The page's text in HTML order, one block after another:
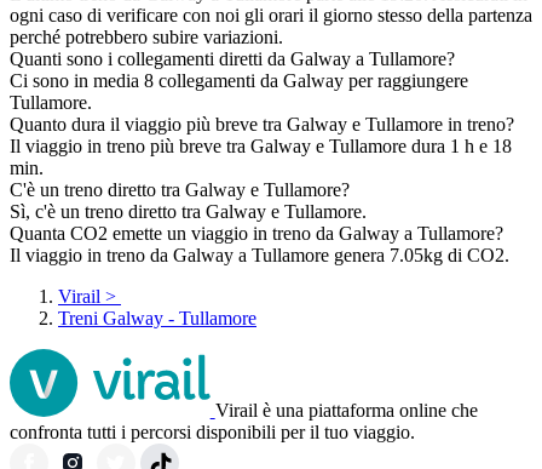
ogni caso di verificare con noi gli orari il giorno stesso della partenza
perché potrebbero subire variazioni.
Quanti sono i collegamenti diretti da Galway a Tullamore?
Ci sono in media 8 collegamenti da Galway per raggiungere
Tullamore.
Quanto dura il viaggio più breve tra Galway e Tullamore in treno?
Il viaggio in treno più breve tra Galway e Tullamore dura 1 h e 18
min.
C'è un treno diretto tra Galway e Tullamore?
Sì, c'è un treno diretto tra Galway e Tullamore.
Quanta CO2 emette un viaggio in treno da Galway a Tullamore?
Il viaggio in treno da Galway a Tullamore genera 7.05kg di CO2.
Virail >
Treni Galway - Tullamore
Virail è una piattaforma online che
confronta tutti i percorsi disponibili per il tuo viaggio.